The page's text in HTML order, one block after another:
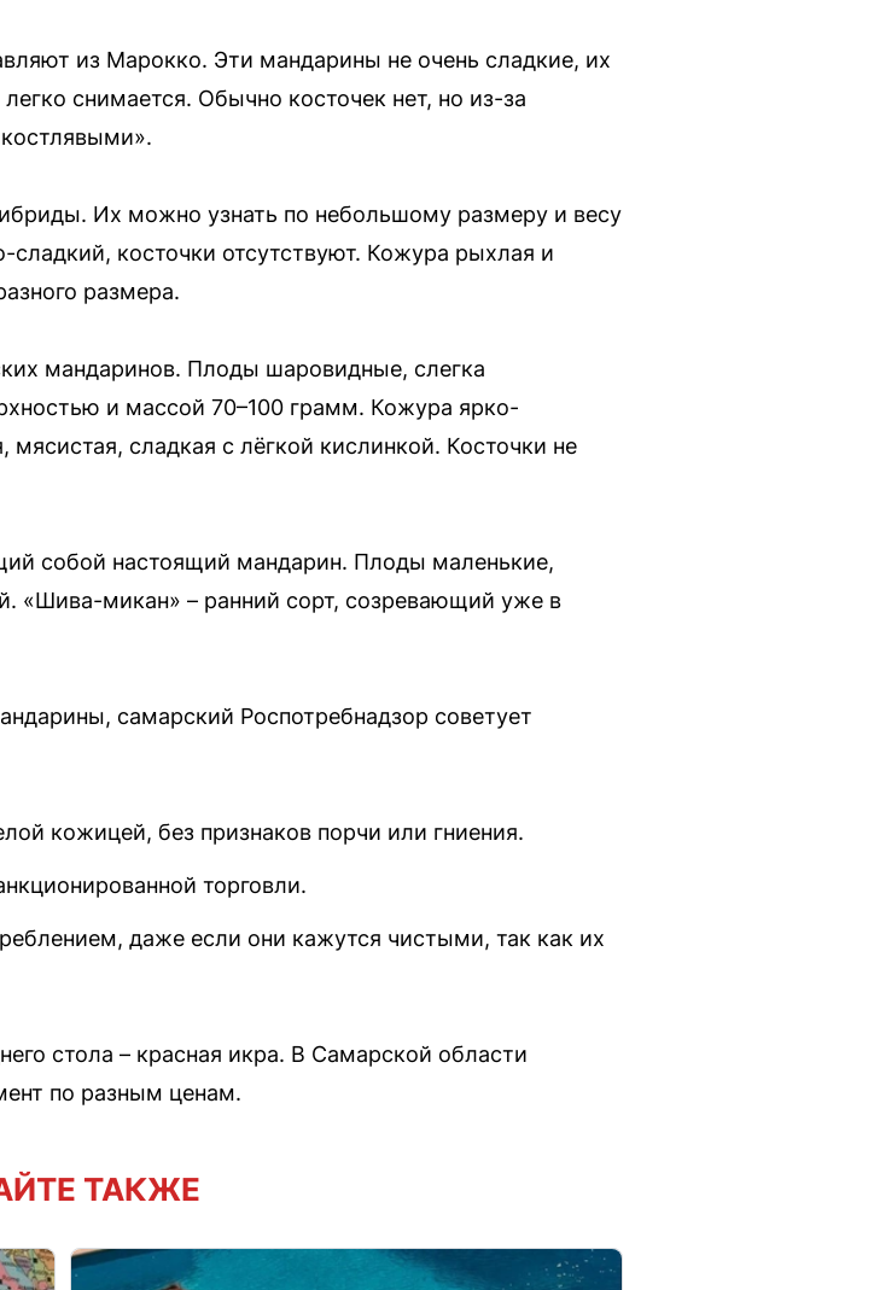
из Марокко. Эти мандарины не очень сладкие, их
снимается. Обычно косточек нет, но из-за
Их можно узнать по небольшому размеру и весу
косточки отсутствуют. Кожура рыхлая и
размера.
мандаринов. Плоды шаровидные, слегка
и массой 70–100 грамм. Кожура ярко-
сладкая с лёгкой кислинкой. Косточки не
собой настоящий мандарин. Плоды маленькие,
«Шива-микан» – ранний сорт, созревающий уже в
самарский Роспотребнадзор советует
кожицей, без признаков порчи или гниения.
торговли.
даже если они кажутся чистыми, так как их
стола – красная икра. В Самарской области
по разным ценам.
ТАКЖЕ